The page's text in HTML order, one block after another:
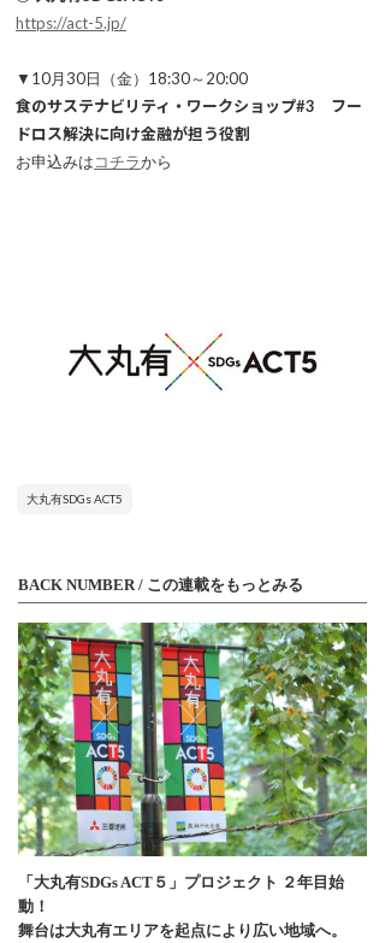
https://act-5.jp/
▼10月30日（金）18:30～20:00
食のサステナビリティ・ワークショップ#3 フー
ドロス解決に向け金融が担う役割
お申込みはコチラから
大丸有SDGs ACT5
BACK NUMBER / この連載をもっとみる
「大丸有SDGs ACT５」プロジェクト ２年目始
動！
舞台は大丸有エリアを起点により広い地域へ。